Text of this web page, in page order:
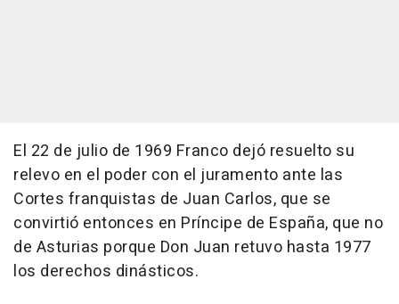
El 22 de julio de 1969 Franco dejó resuelto su
relevo en el poder con el juramento ante las
Cortes franquistas de Juan Carlos, que se
convirtió entonces en Príncipe de España, que no
de Asturias porque Don Juan retuvo hasta 1977
los derechos dinásticos.